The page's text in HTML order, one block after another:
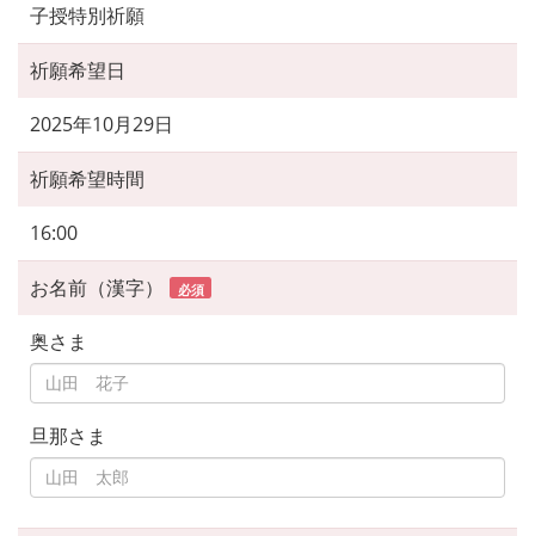
子授特別祈願
祈願希望日
2025年10月29日
祈願希望時間
16:00
お名前（漢字） 必須
奥さま
旦那さま